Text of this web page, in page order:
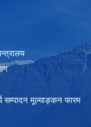
सम्पादन मूल्याङ्कन फारम